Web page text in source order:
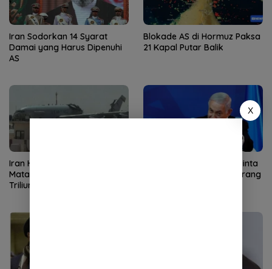
Iran Sodorkan 14 Syarat
Damai yang Harus Dipenuhi
AS
Blokade AS di Hormuz Paksa
21 Kapal Putar Balik
Iran Hancurkan Pesawat
Mata-Mata AS Senilai Rp4,6
Triliun di Pangkalan Saudi
Netanyahu Ketar Ketir Minta
Bantuan Negara Lain Serang
X